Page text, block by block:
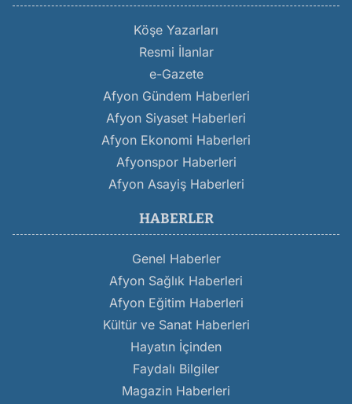
Köşe Yazarları
Resmi İlanlar
e-Gazete
Afyon Gündem Haberleri
Afyon Siyaset Haberleri
Afyon Ekonomi Haberleri
Afyonspor Haberleri
Afyon Asayiş Haberleri
HABERLER
Genel Haberler
Afyon Sağlık Haberleri
Afyon Eğitim Haberleri
Kültür ve Sanat Haberleri
Hayatın İçinden
Faydalı Bilgiler
Magazin Haberleri